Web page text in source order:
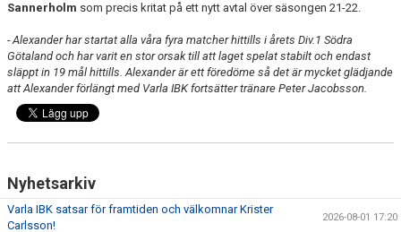
Sannerholm som precis kritat på ett nytt avtal över säsongen 21-22.
- Alexander har startat alla våra fyra matcher hittills i årets Div.1 Södra
Götaland och har varit en stor orsak till att laget spelat stabilt och endast
släppt in 19 mål hittills. Alexander är ett föredöme så det är mycket glädjande
att Alexander förlängt med Varla IBK fortsätter tränare Peter Jacobsson.
Nyhetsarkiv
Varla IBK satsar för framtiden och välkomnar Krister
Carlsson!
2026-08-01 17:20